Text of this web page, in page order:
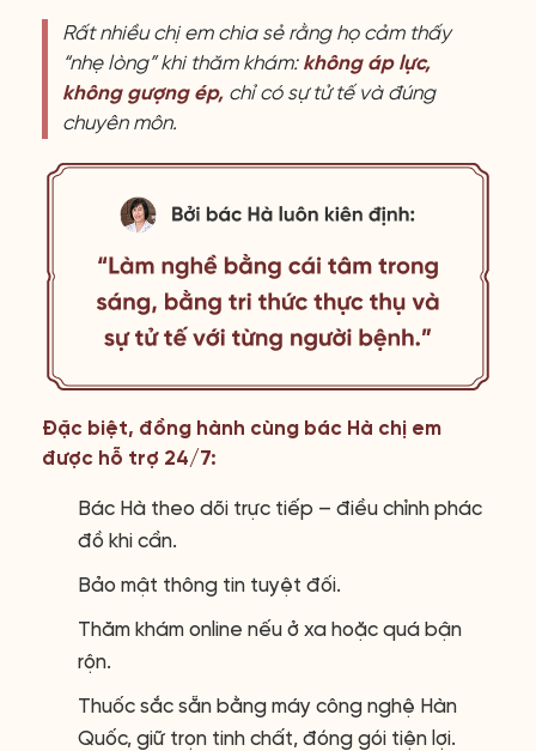
Rất nhiều chị em chia sẻ rằng họ cảm thấy
“nhẹ lòng” khi thăm khám: không áp lực,
không gượng ép, chỉ có sự tử tế và đúng
chuyên môn.
Đặc biệt, đồng hành cùng bác Hà chị em
được hỗ trợ 24/7:
Bác Hà theo dõi trực tiếp – điều chỉnh phác
đồ khi cần.
Bảo mật thông tin tuyệt đối.
Thăm khám online nếu ở xa hoặc quá bận
rộn.
Thuốc sắc sẵn bằng máy công nghệ Hàn
Quốc, giữ trọn tinh chất, đóng gói tiện lợi.